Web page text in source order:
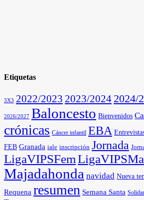
Etiquetas
3X3 2022/2023 2023/2024 2024/
2026/2027 Baloncesto Bienvenidos
crónicas Cáncer infantil EBA
FEB Granada iale inscripción Jornada
LigaVIPSFem
Majadahonda navidad Nueva
Requena resumen Semana Santa